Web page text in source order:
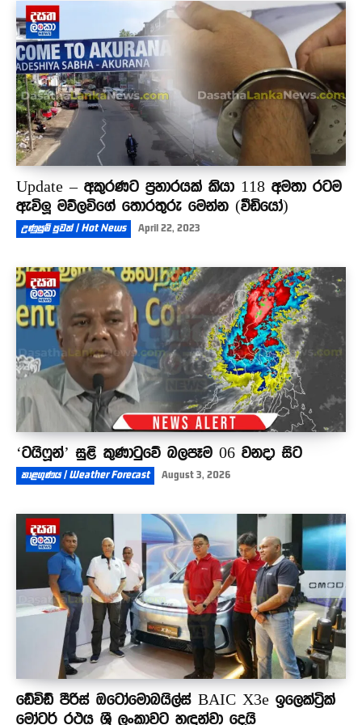
ලොකු ප්ලෑන් එකක්...
Update – අකුරණට ප්‍රහාරයක් කියා 118 අමතා රටම
ඇවිලූ මව්ලවිගේ තොරතුරු මෙන්න (වීඩියෝ)
උණුසුම් පුවත් | Hot News April 22, 2023
‘ටයිෆූන්’ සුළි කුණාටුවේ බලපෑම 06 වනදා සිට
කාළගුණය | Weather Forecast August 3, 2026
ඩේවිඩ් පීරිස් ඔටෝමොබයිල්ස් BAIC X3e ඉලෙක්ට්‍රික්
මෝටර් රථය ශ්‍රී ලංකාවට හඳුන්වා දෙයි